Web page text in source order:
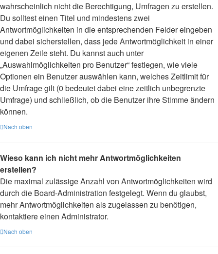
wahrscheinlich nicht die Berechtigung, Umfragen zu erstellen.
Du solltest einen Titel und mindestens zwei
Antwortmöglichkeiten in die entsprechenden Felder eingeben
und dabei sicherstellen, dass jede Antwortmöglichkeit in einer
eigenen Zeile steht. Du kannst auch unter
„Auswahlmöglichkeiten pro Benutzer“ festlegen, wie viele
Optionen ein Benutzer auswählen kann, welches Zeitlimit für
die Umfrage gilt (0 bedeutet dabei eine zeitlich unbegrenzte
Umfrage) und schließlich, ob die Benutzer ihre Stimme ändern
können.
Nach oben
Wieso kann ich nicht mehr Antwortmöglichkeiten
erstellen?
Die maximal zulässige Anzahl von Antwortmöglichkeiten wird
durch die Board-Administration festgelegt. Wenn du glaubst,
mehr Antwortmöglichkeiten als zugelassen zu benötigen,
kontaktiere einen Administrator.
Nach oben